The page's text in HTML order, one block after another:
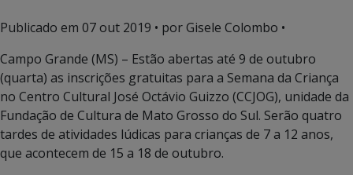
Publicado em 07 out 2019 • por Gisele Colombo •
Campo Grande (MS) – Estão abertas até 9 de outubro
(quarta) as inscrições gratuitas para a Semana da Criança
no Centro Cultural José Octávio Guizzo (CCJOG), unidade da
Fundação de Cultura de Mato Grosso do Sul. Serão quatro
tardes de atividades lúdicas para crianças de 7 a 12 anos,
que acontecem de 15 a 18 de outubro.